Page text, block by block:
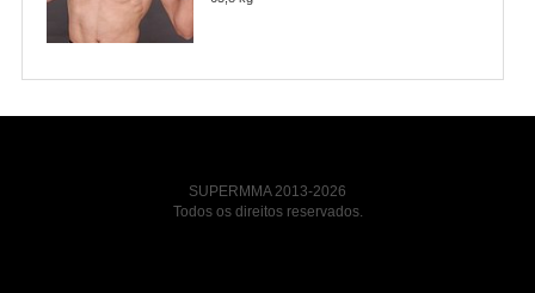
SUPERMMA 2013-2026
Todos os direitos reservados.